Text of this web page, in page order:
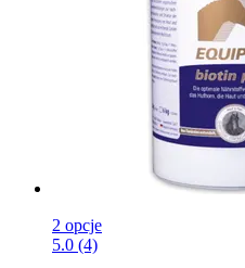
2 opcje
5.0 (4)